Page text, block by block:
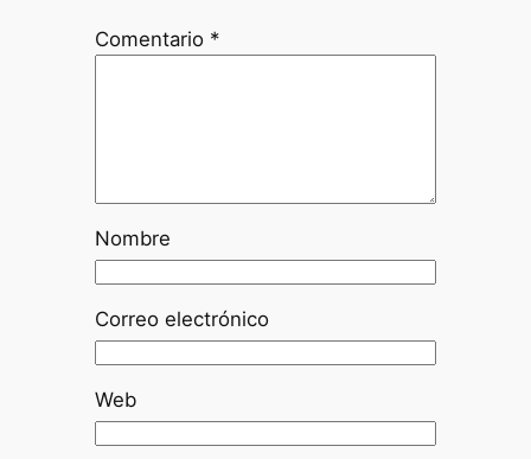
Comentario *
Nombre
Correo electrónico
Web